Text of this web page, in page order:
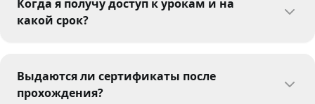
Когда я получу доступ к урокам и на
какой срок?
Выдаются ли сертификаты после
прохождения?